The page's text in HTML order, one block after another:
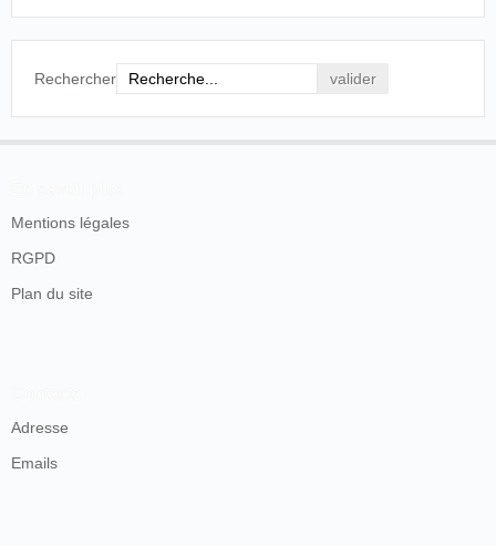
Rechercher
Mentions légales
RGPD
Plan du site
Adresse
Emails